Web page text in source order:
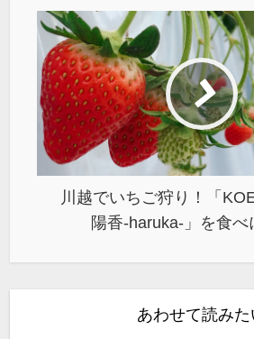
川越でいちご狩り！「
陽香-haruka-」を食べ
あわせて読みた